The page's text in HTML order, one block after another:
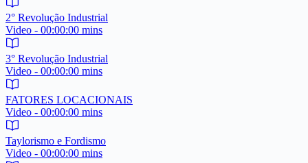
2° Revolução Industrial
Video - 00:00:00 mins
3° Revolução Industrial
Video - 00:00:00 mins
FATORES LOCACIONAIS
Video - 00:00:00 mins
Taylorismo e Fordismo
Video - 00:00:00 mins